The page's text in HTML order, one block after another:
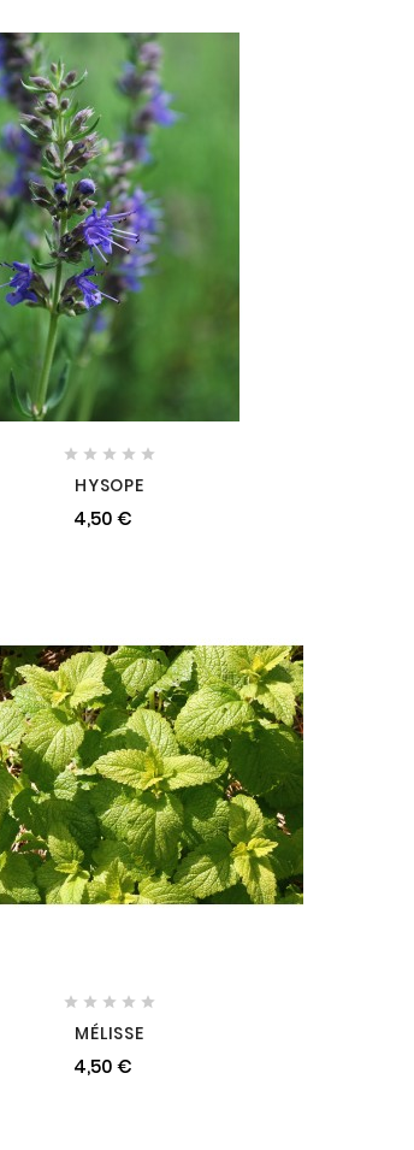
    
HYSOPE
4,50 €
    
MÉLISSE
4,50 €